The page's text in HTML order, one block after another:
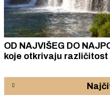
OD NAJVIŠEG DO
koje otkrivaju različitost